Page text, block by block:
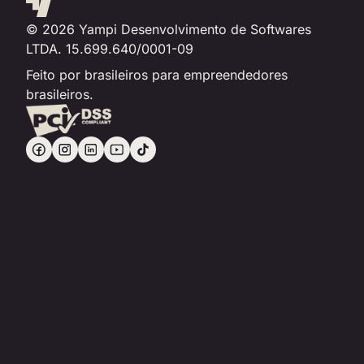
© 2026 Yampi Desenvolvimento de Softwares
LTDA. 15.699.640/0001-09
Feito por brasileiros para empreendedores
brasileiros.